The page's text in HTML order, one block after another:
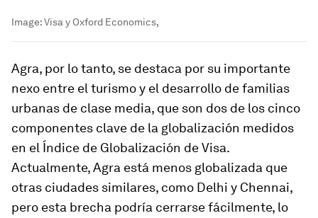
Image:Visa y Oxford Economics,
Agra, por lo tanto, se destaca por su importante
nexo entre el turismo y el desarrollo de familias
urbanas de clase media, que son dos de los cinco
componentes clave de la globalización medidos
en el Índice de Globalización de Visa.
Actualmente, Agra está menos globalizada que
otras ciudades similares, como Delhi y Chennai,
pero esta brecha podría cerrarse fácilmente, lo